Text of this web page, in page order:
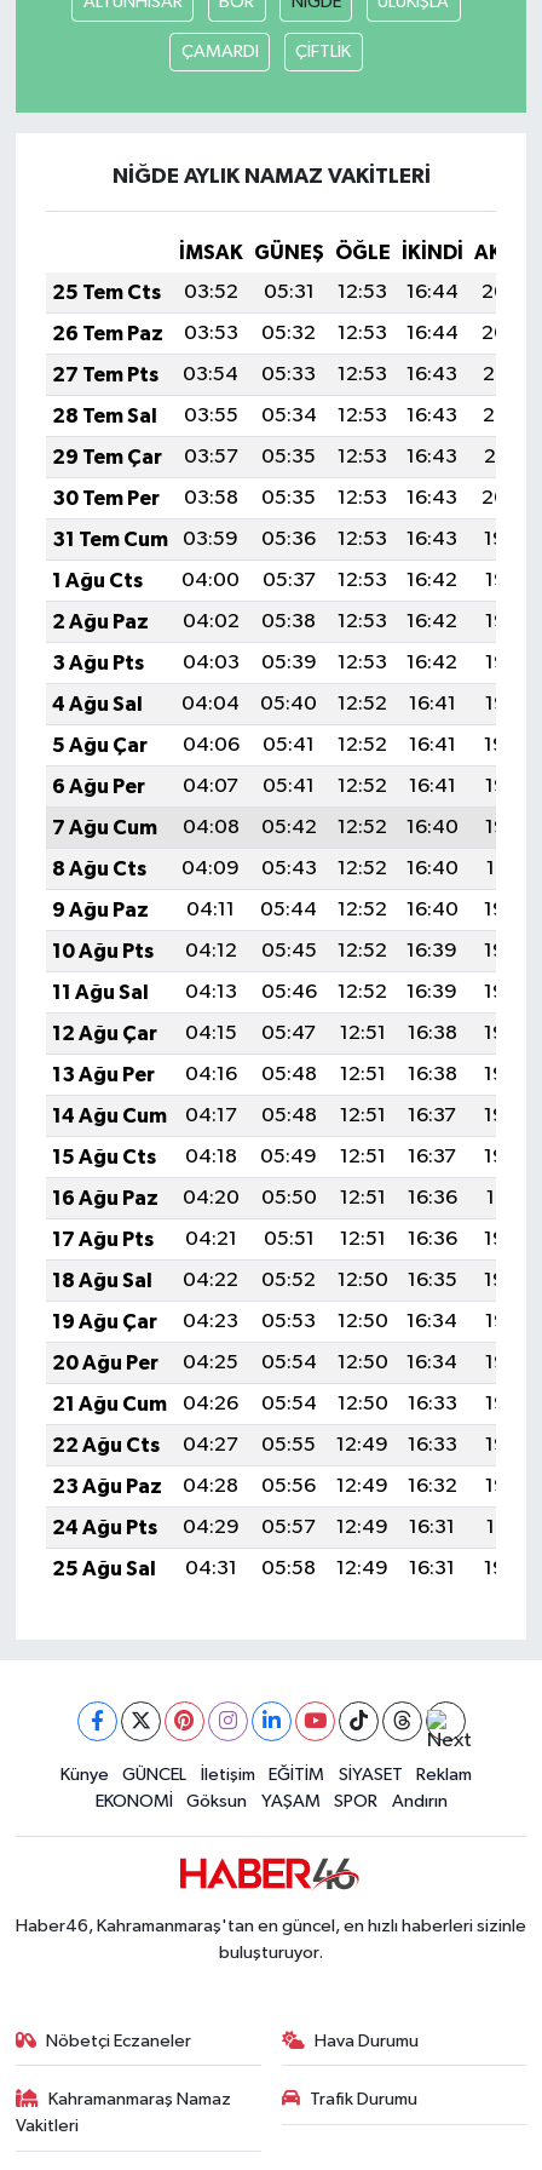
ÇAMARDI ÇİFTLİK
NİĞDE AYLIK NAMAZ VAKITLERI
İMSAK GÜNEŞ ÖĞLE İKINDI
25 Tem Cts
03:52 05:31 12:53 16:44
20:04
26 Tem Paz
03:53 05:32 12:53 16:44
20:04
27 Tem Pts
03:54 05:33 12:53 16:43
20:03
28 Tem Sal
03:55 05:34 12:53 16:43
20:02
29 Tem Çar
03:57 05:35 12:53 16:43
20:01
30 Tem Per
03:58 05:35 12:53 16:43
20:00
31 Tem Cum
03:59 05:36 12:53 16:43
19:59
1 Ağu Cts
04:00 05:37 12:53 16:42
19:58
2 Ağu Paz
04:02 05:38 12:53 16:42
19:57
3 Ağu Pts
04:03 05:39 12:53 16:42
19:56
4 Ağu Sal
04:04 05:40 12:52 16:41
19:55
5 Ağu Çar
04:06 05:41 12:52 16:41
19:54
6 Ağu Per
04:07 05:41 12:52 16:41
19:53
7 Ağu Cum
04:08 05:42 12:52 16:40
19:52
8 Ağu Cts
04:09 05:43 12:52 16:40
19:51
9 Ağu Paz
04:11 05:44 12:52 16:40
19:50
10 Ağu Pts
04:12 05:45 12:52 16:39
19:49
11 Ağu Sal
04:13 05:46 12:52 16:39
19:48
12 Ağu Çar
04:15 05:47 12:51 16:38
19:46
13 Ağu Per
04:16 05:48 12:51 16:38
19:45
14 Ağu Cum
04:17 05:48 12:51 16:37
19:44
15 Ağu Cts
04:18 05:49 12:51 16:37
19:43
16 Ağu Paz
04:20 05:50 12:51 16:36
19:41
17 Ağu Pts
04:21 05:51 12:51 16:36
19:40
18 Ağu Sal
04:22 05:52 12:50 16:35
19:39
19 Ağu Çar
04:23 05:53 12:50 16:34
19:37
20 Ağu Per
04:25 05:54 12:50 16:34
19:36
21 Ağu Cum
04:26 05:54 12:50 16:33
19:35
22 Ağu Cts
04:27 05:55 12:49 16:33
19:33
23 Ağu Paz
04:28 05:56 12:49 16:32
19:32
24 Ağu Pts
04:29 05:57 12:49 16:31
19:31
25 Ağu Sal
04:31 05:58 12:49 16:31 19:29
Künye GÜNCEL İletişim EĞİTİM SİYASET
Reklam
EKONOMİ
Göksun YAŞAM SPOR Andırın
Haber46, Kahramanmaraş'tan en güncel, en hızlı haberleri sizinle
buluşturuyor.
Nöbetçi Eczaneler Hava Durumu
Kahramanmaraş Namaz
Vakitleri
Trafik Durumu
ÜÇÜNCÜ SAYFA
BİLİMNET
SİVİL TOPLUM
SEÇİM 2014
KİM KİMDİR
ÇEK GÖNDER
KİTAP
HEDEF2020
OTOMOBİL
MİZAH
TARİH
Genel
Politika
YEREL
BÖLGEDEN
BİLİM TEKNOLOJİ
ASAYİŞ
SEÇİM 2015
ÇEVRE
BİLİM VE TEKNOLOJİ
YARIŞMALAR
TANITIM
HABERDE İNSAN